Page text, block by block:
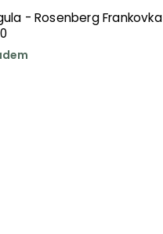
- Rosenberg Frankovka